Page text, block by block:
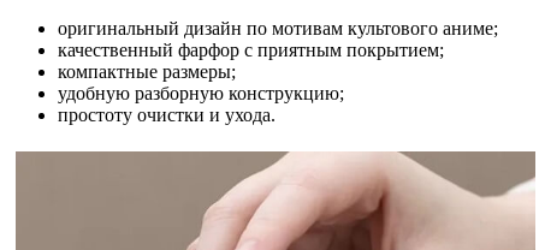
оригинальный дизайн по мотивам культового аниме;
качественный фарфор с приятным покрытием;
компактные размеры;
удобную разборную конструкцию;
простоту очистки и ухода.